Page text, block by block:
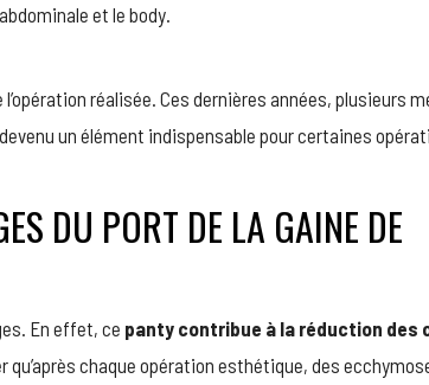
et le body.
réalisée. Ces dernières années, plusieurs
un élément indispensable pour certaines
DU PORT DE LA GAINE DE
En effet, ce panty contribue à la réduction des
qu’après chaque opération esthétique, des